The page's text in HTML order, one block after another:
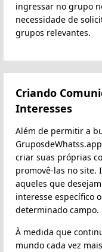
ingressar no grupo
necessidade de
grupos relevantes.
Criando
Interesses
Além de permitir a
criar suas próprias
promovê-las no site.
aqueles que
interesse específico
determinado campo.
À medida que
mundo cada vez